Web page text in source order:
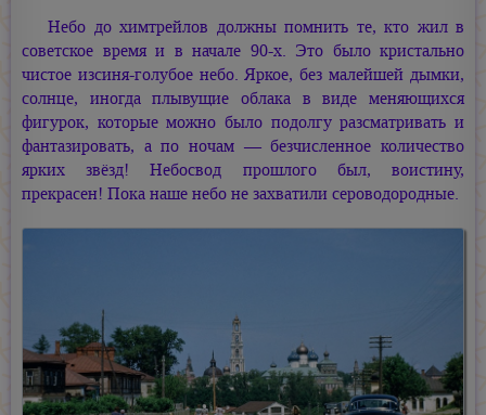
Небо до химтрейлов должны помнить те, кто жил в
советское время и в начале 90-х. Это было кристально
чистое изсиня-голубое небо. Яркое, без малейшей дымки,
солнце, иногда плывущие облака в виде меняющихся
фигурок, которые можно было подолгу разсматривать и
фантазировать, а по ночам — безчисленное количество
ярких звёзд! Небосвод прошлого был, воистину,
прекрасен! Пока наше небо не захватили сероводородные.